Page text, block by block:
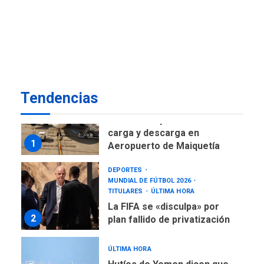
Tendencias
1
carga y descarga en
Aeropuerto de Maiquetía
2
DEPORTES
MUNDIAL DE FÚTBOL 2026
TITULARES
ÚLTIMA HORA
La FIFA se «disculpa» por
plan fallido de privatización
ÚLTIMA HORA